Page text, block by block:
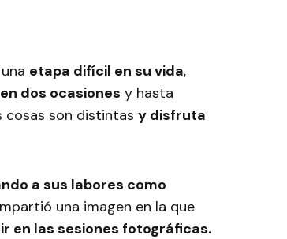
etapa difícil en su vida,
dos ocasiones y hasta
cosas son distintas y disfruta
a sus labores como
una imagen en la que
en las sesiones fotográficas.